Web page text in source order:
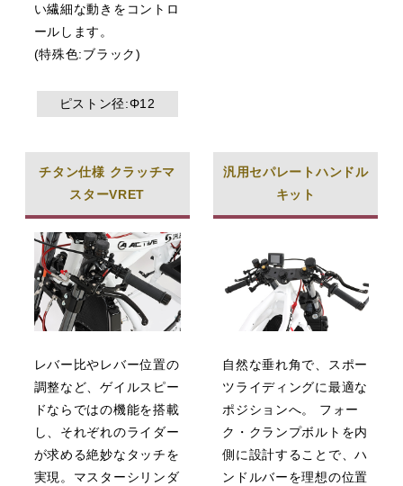
い繊細な動きをコントロ
ールします。
(特殊色:ブラック)
ピストン径:Φ12
チタン仕様 クラッチマ
スターVRET
レバー比やレバー位置の
調整など、ゲイルスピー
ドならではの機能を搭載
し、それぞれのライダー
が求める絶妙なタッチを
実現。マスターシリンダ
汎用セパレートハンドル
キット
自然な垂れ角で、スポー
ツライディングに最適な
ポジションへ。 フォー
ク・クランプボルトを内
側に設計することで、ハ
ンドルバーを理想の位置